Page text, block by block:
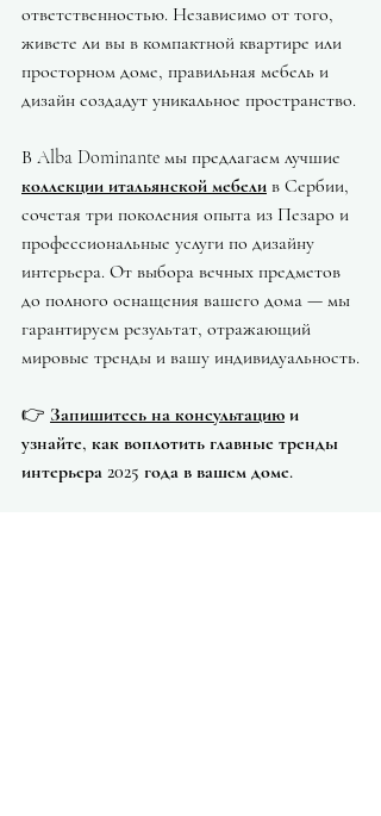
ответственностью. Независимо от того,
живете ли вы в компактной квартире или
просторном доме, правильная мебель и
дизайн создадут уникальное пространство.
В Alba Dominante мы предлагаем лучшие
коллекции итальянской мебели в Сербии,
сочетая три поколения опыта из Пезаро и
профессиональные услуги по дизайну
интерьера. От выбора вечных предметов
до полного оснащения вашего дома — мы
гарантируем результат, отражающий
мировые тренды и вашу индивидуальность.
👉 Запишитесь на консультацию и
узнайте, как воплотить главные тренды
интерьера 2025 года в вашем доме.